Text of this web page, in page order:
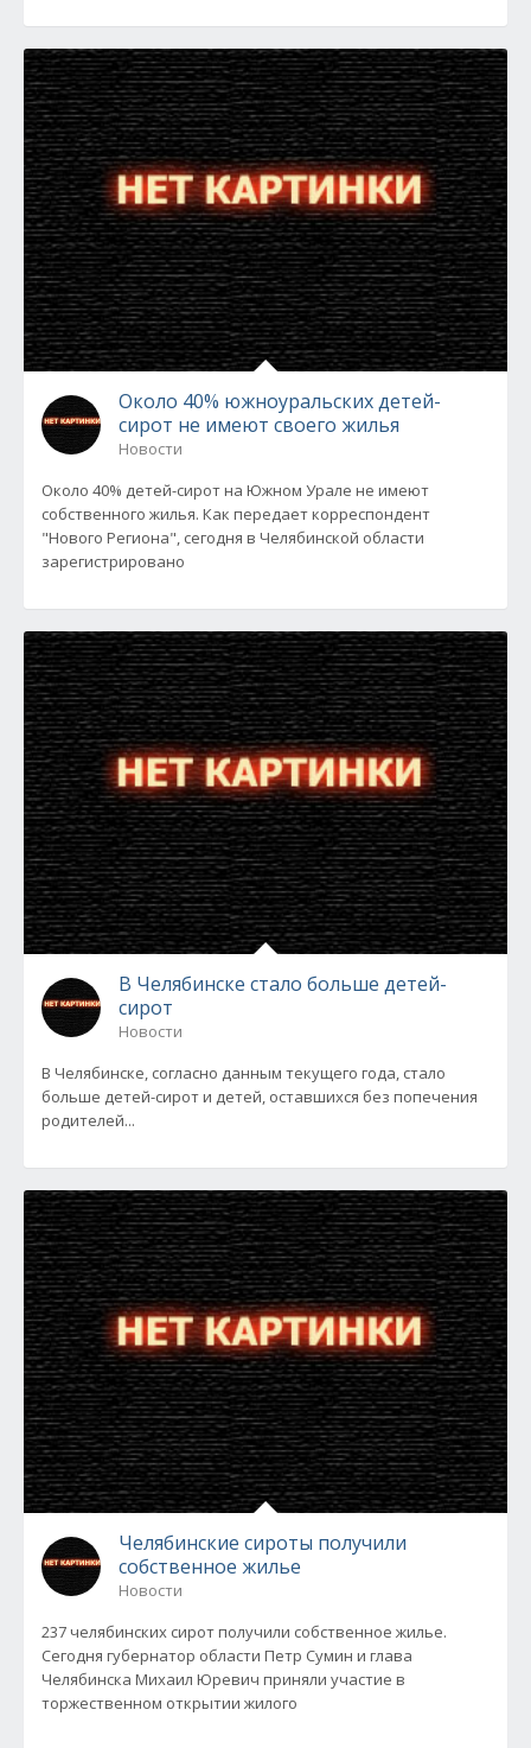
Около 40% южноуральских детей-
сирот не имеют своего жилья
Новости
Около 40% детей-сирот на Южном Урале не имеют
собственного жилья. Как передает корреспондент
"Нового Региона", сегодня в Челябинской области
зарегистрировано
В Челябинске стало больше детей-
сирот
Новости
В Челябинске, согласно данным текущего года, стало
больше детей-сирот и детей, оставшихся без попечения
родителей...
Челябинские сироты получили
собственное жилье
Новости
237 челябинских сирот получили собственное жилье.
Сегодня губернатор области Петр Сумин и глава
Челябинска Михаил Юревич приняли участие в
торжественном открытии жилого